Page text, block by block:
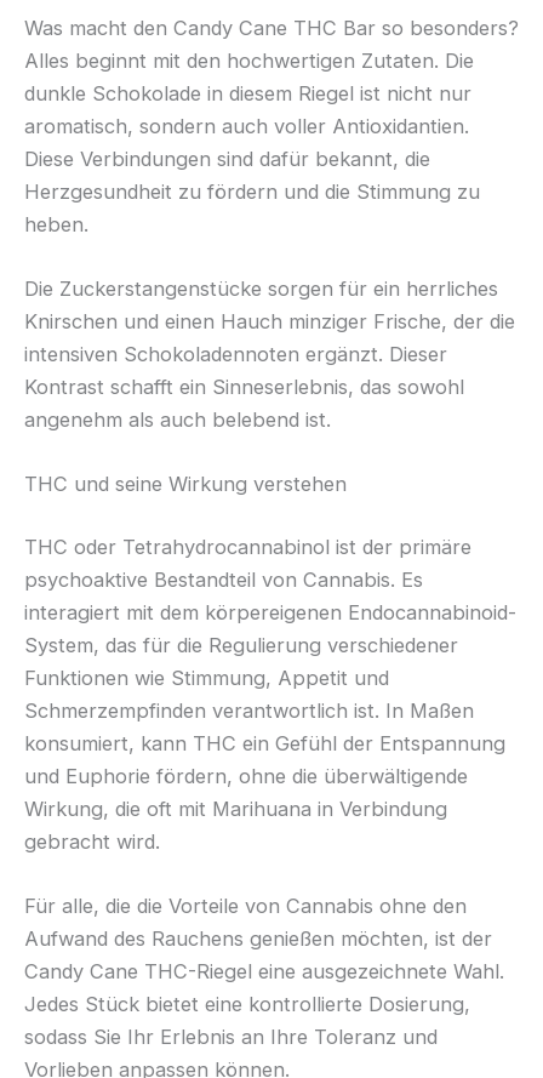
Was macht den Candy Cane THC Bar so besonders?
Alles beginnt mit den hochwertigen Zutaten. Die
dunkle Schokolade in diesem Riegel ist nicht nur
aromatisch, sondern auch voller Antioxidantien.
Diese Verbindungen sind dafür bekannt, die
Herzgesundheit zu fördern und die Stimmung zu
heben.
Die Zuckerstangenstücke sorgen für ein herrliches
Knirschen und einen Hauch minziger Frische, der die
intensiven Schokoladennoten ergänzt. Dieser
Kontrast schafft ein Sinneserlebnis, das sowohl
angenehm als auch belebend ist.
THC und seine Wirkung verstehen
THC oder Tetrahydrocannabinol ist der primäre
psychoaktive Bestandteil von Cannabis. Es
interagiert mit dem körpereigenen Endocannabinoid-
System, das für die Regulierung verschiedener
Funktionen wie Stimmung, Appetit und
Schmerzempfinden verantwortlich ist. In Maßen
konsumiert, kann THC ein Gefühl der Entspannung
und Euphorie fördern, ohne die überwältigende
Wirkung, die oft mit Marihuana in Verbindung
gebracht wird.
Für alle, die die Vorteile von Cannabis ohne den
Aufwand des Rauchens genießen möchten, ist der
Candy Cane THC-Riegel eine ausgezeichnete Wahl.
Jedes Stück bietet eine kontrollierte Dosierung,
sodass Sie Ihr Erlebnis an Ihre Toleranz und
Vorlieben anpassen können.